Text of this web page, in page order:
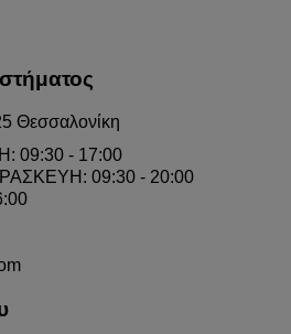
Θεσσαλονίκη
09:30 - 17:00
09:30 - 20:00